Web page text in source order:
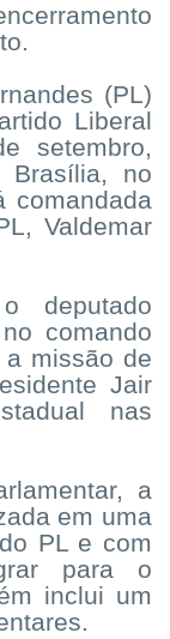
(PL)
Liberal
setembro,
Brasília, no
comandada
Valdemar
deputado
comando
missão de
Jair
nas
a
em uma
PL e com
para o
inclui um